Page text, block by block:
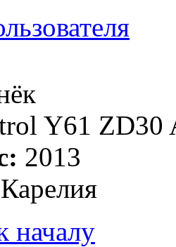
Y61 ZD30
2013
Карелия
началу